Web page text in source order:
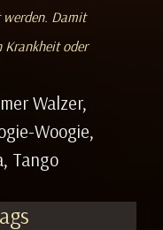
werden. Damit
Krankheit oder
Walzer,
Woogie,
Tango